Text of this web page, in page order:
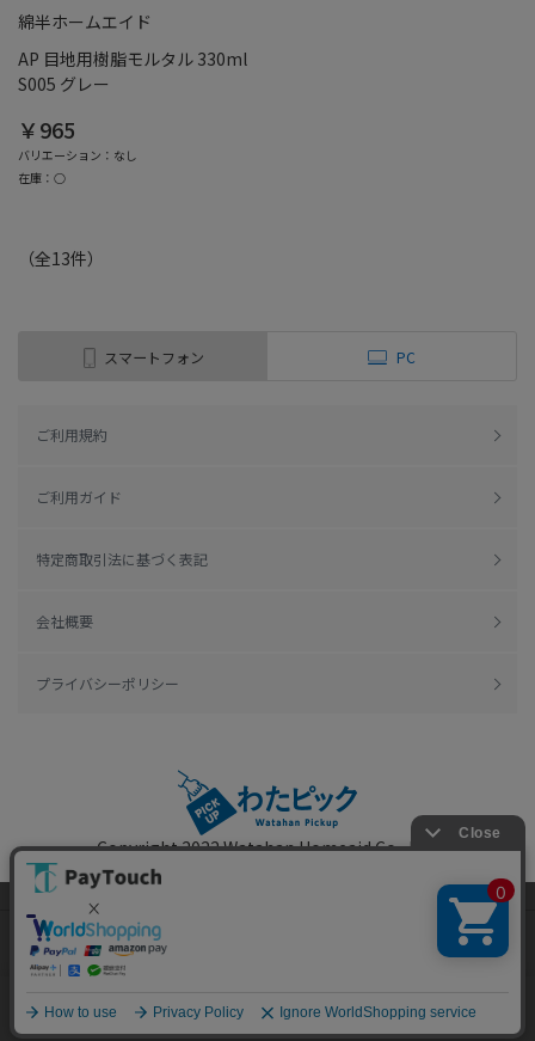
綿半ホームエイド
AP 目地用樹脂モルタル 330ml
S005 グレー
￥965
バリエーション：なし
在庫：○
（全13件）
スマートフォン PC
ご利用規約
ご利用ガイド
特定商取引法に基づく表記
会社概要
プライバシーポリシー
Copyright 2022Watahan Homeaid Co., Ltd.
Powered by Watahan Partners Co., Ltd.
当ウェブサイトでは、お客様により良いサービス
をご提供するため、クッキーを利用しています。
サイト利用を継続することにより、クッキーの使
細はこちら」をご覧ください。
同意する